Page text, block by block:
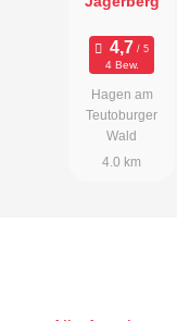
4 Bew.
Hagen am
Teutoburger
Wald
4.0 km